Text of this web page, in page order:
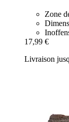
Zone
17,99 €
Livraison